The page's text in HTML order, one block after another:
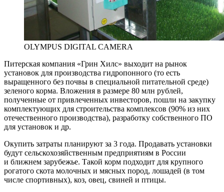
OLYMPUS DIGITAL CAMERA
Питерская компания «Грин Хилс» выходит на рынок
установок для производства гидропонного (то есть
выращенного без почвы в специальной питательной среде)
зеленого корма. Вложения в размере 80 млн рублей,
полученные от привлеченных инвесторов, пошли на закупку
комплектующих для строительства комплексов (90% из них
отечественного производства), разработку собственного ПО
для установок и др.
Окупить затраты планируют за 3 года. Продавать установки
будут сельскохозяйственным предприятиям в России
и ближнем зарубежье. Такой корм подходит для крупного
рогатого скота молочных и мясных пород, лошадей (в том
числе спортивных), коз, овец, свиней и птицы.